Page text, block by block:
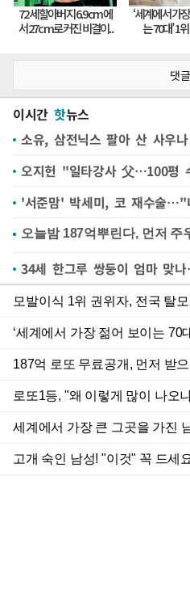
댓글
이시간 핫뉴스
소유, 삼전닉스 팔아 산 사우
오지헌 "일타강사 父…100평
'서준맘' 박세미, 코 재수술…"
34세 한그루 쌍둥이 엄마 맞